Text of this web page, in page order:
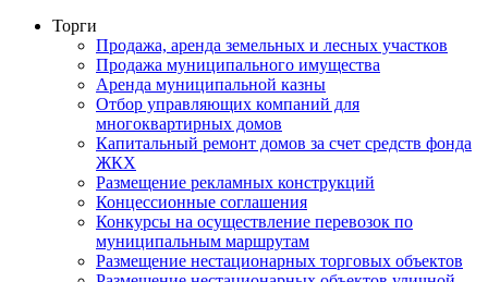
Торги
Продажа, аренда земельных и лесных участков
Продажа муниципального имущества
Аренда муниципальной казны
Отбор управляющих компаний для
многоквартирных домов
Капитальный ремонт домов за счет средств фонда
ЖКХ
Размещение рекламных конструкций
Концессионные соглашения
Конкурсы на осуществление перевозок по
муниципальным маршрутам
Размещение нестационарных торговых объектов